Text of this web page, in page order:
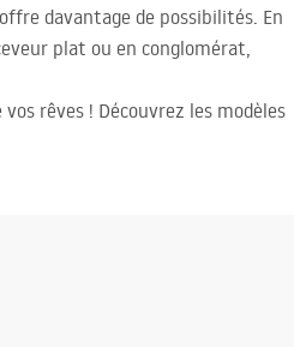
davantage de possibilités. En
plat ou en conglomérat,
rêves ! Découvrez les modèles